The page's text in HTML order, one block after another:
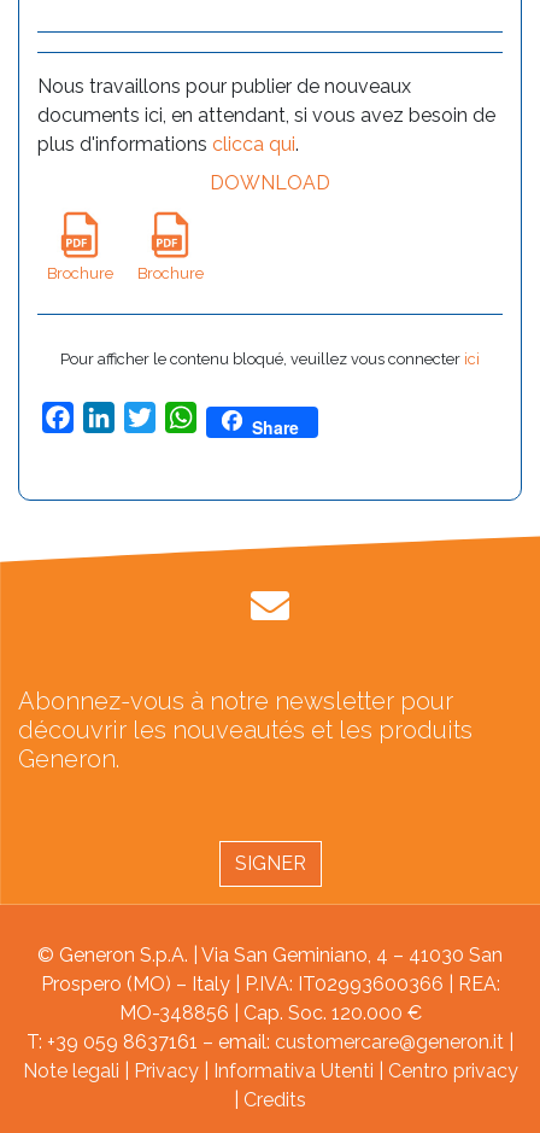
Nous travaillons pour publier de nouveaux
documents ici, en attendant, si vous avez besoin de
plus d'informations clicca qui.
DOWNLOAD
Brochure Brochure
Pour afficher le contenu bloqué, veuillez vous connecter ici
FacebookLinkedInTwitterWhatsApp
Share
Abonnez-vous à notre newsletter pour
découvrir les nouveautés et les produits
Generon.
SIGNER
© Generon S.p.A. | Via San Geminiano, 4 – 41030 San
Prospero (MO) – Italy | P.IVA: IT02993600366 | REA:
MO-348856 | Cap. Soc. 120.000 €
T: +39 059 8637161 – email: customercare@generon.it
Note legali
Privacy| Informativa Utenti
Centro privacy
Credits